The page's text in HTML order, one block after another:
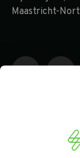
Maastricht-